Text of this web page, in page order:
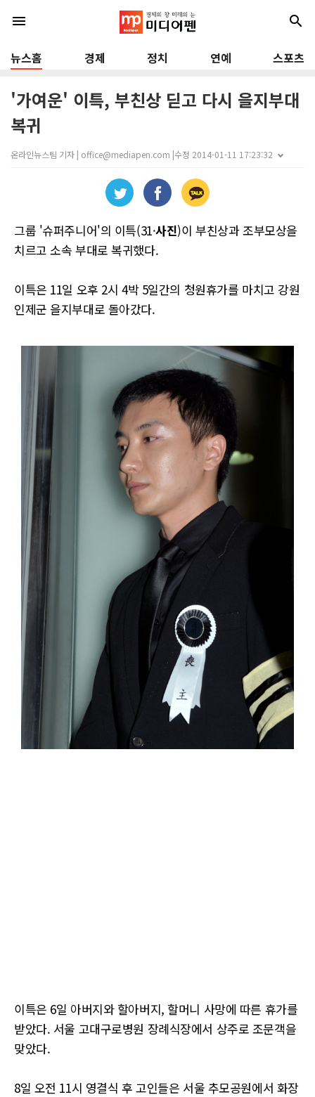
menu search
뉴스홈 경제 정치 연예 스포츠
'가여운' 이특, 부친상 딛고 다시 을지부대
복귀
온라인뉴스팀 기자 | office@mediapen.com |수정 2014-01-11 17:23:32
그룹 '슈퍼주니어'의 이특(31·사진)이 부친상과 조부모상을
치르고 소속 부대로 복귀했다.
이특은 11일 오후 2시 4박 5일간의 청원휴가를 마치고 강원
인제군 을지부대로 돌아갔다.
이특은 6일 아버지와 할아버지, 할머니 사망에 따른 휴가를
받았다. 서울 고대구로병원 장례식장에서 상주로 조문객을
맞았다.
8일 오전 11시 영결식 후 고인들은 서울 추모공원에서 화장